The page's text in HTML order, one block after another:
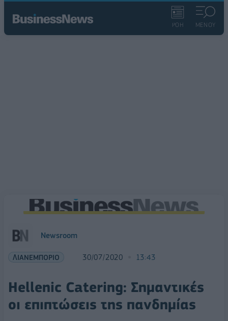
ΡΟΗ ΜΕΝΟΥ
Newsroom
ΛΙΑΝΕΜΠΟΡΙΟ 30/07/2020 13:43
Ηellenic Catering: Σημαντικές
οι επιπτώσεις της πανδημίας